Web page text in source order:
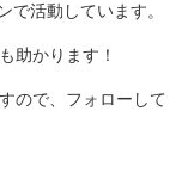
で活動しています。
助かります！
ので、フォローして